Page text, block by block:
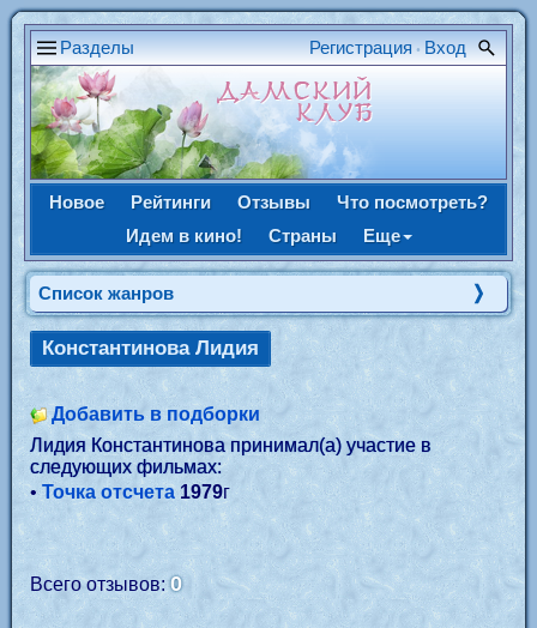
Разделы Регистрация • Вход
Новое Рейтинги Отзывы
Что посмотреть?
Идем в кино!
Страны Еще
Список жанров
Константинова Лидия
Добавить в подборки
Лидия Константинова принимал(а) участие в
следующих фильмах:
•Точка отсчета 1979г
Всего отзывов:0